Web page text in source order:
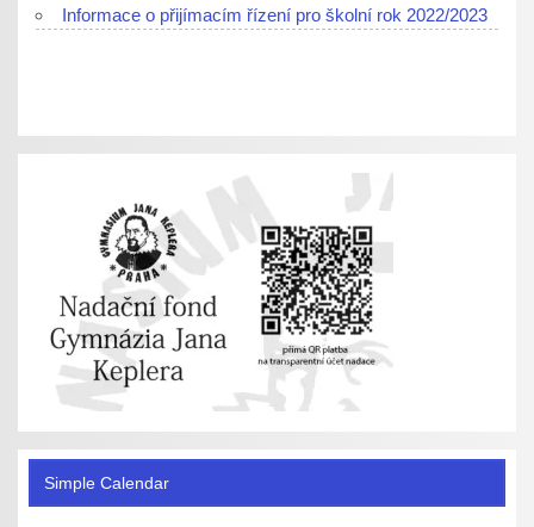
Informace o přijímacím řízení pro školní rok 2022/2023
Simple Calendar